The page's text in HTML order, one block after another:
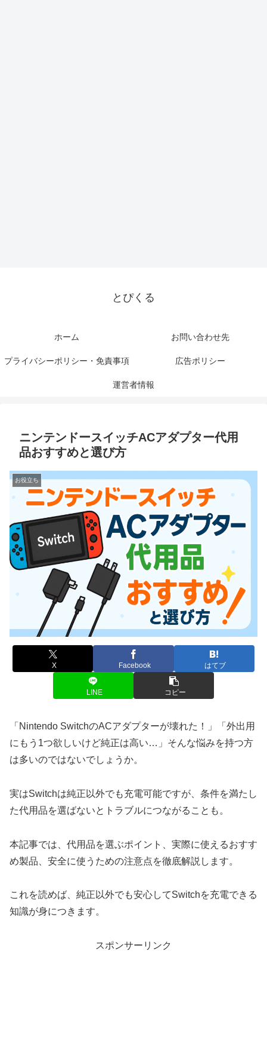
とぴくる
ホーム お問い合わせ先
プライバシーポリシー・免責事項 広告ポリシー
運営者情報
ニンテンドースイッチACアダプター代用
品おすすめと選び方
お役立ち
X Facebook はてブ
LINE コピー
「Nintendo SwitchのACアダプターが壊れた！」「外出用
にもう1つ欲しいけど純正は高い…」そんな悩みを持つ方
は多いのではないでしょうか。
実はSwitchは純正以外でも充電可能ですが、条件を満たし
た代用品を選ばないとトラブルにつながることも。
本記事では、代用品を選ぶポイント、実際に使えるおすす
め製品、安全に使うための注意点を徹底解説します。
これを読めば、純正以外でも安心してSwitchを充電できる
知識が身につきます。
スポンサーリンク